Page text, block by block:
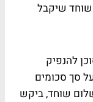
שוחד שיקבל
להנפיק
סך סכומים
שוחד, ביקש